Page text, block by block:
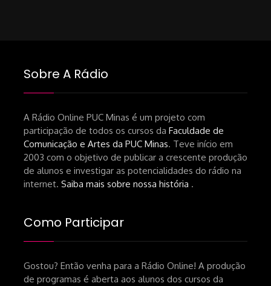
Sobre A Rádio
A Rádio Online PUC Minas é um projeto com
participação de todos os cursos da Faculdade de
Comunicação e Artes da PUC Minas. Teve início em
2003 com o objetivo de publicar a crescente produção
de alunos e investigar as potencialidades do rádio na
internet. Saiba mais sobre nossa história .
Como Participar
Gostou? Então venha para a Rádio Online! A produção
de programas é aberta aos alunos dos cursos da